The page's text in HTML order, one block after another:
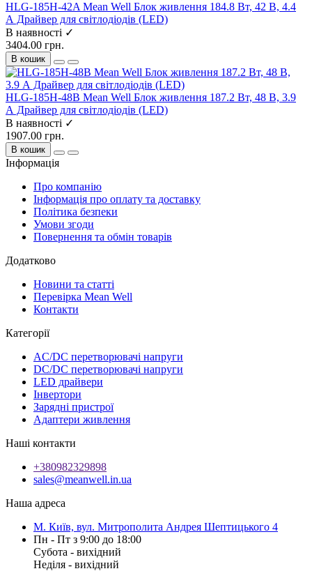
HLG-185H-42A Mean Well Блок живлення 184.8 Вт, 42 В, 4.4
А Драйвер для світлодіодів (LED)
В наявності ✓
3404.00 грн.
В кошик
HLG-185H-48B Mean Well Блок живлення 187.2 Вт, 48 В, 3.9
А Драйвер для світлодіодів (LED)
В наявності ✓
1907.00 грн.
В кошик
Інформація
Про компанію
Інформація про оплату та доставку
Політика безпеки
Умови згоди
Повернення та обмін товарів
Додатково
Новини та статті
Перевірка Mean Well
Контакти
Категорії
AC/DC перетворювачі напруги
DC/DC перетворювачі напруги
LED драйвери
Інвертори
Зарядні пристрої
Адаптери живлення
Наші контакти
+380982329898
sales@meanwell.in.ua
Наша адреса
М. Київ, вул. Митрополита Андрея Шептицького 4
Пн - Пт з 9:00 до 18:00
Субота - вихідний
Неділя - вихідний